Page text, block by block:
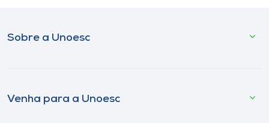
Sobre a Unoesc
Venha para a Unoesc